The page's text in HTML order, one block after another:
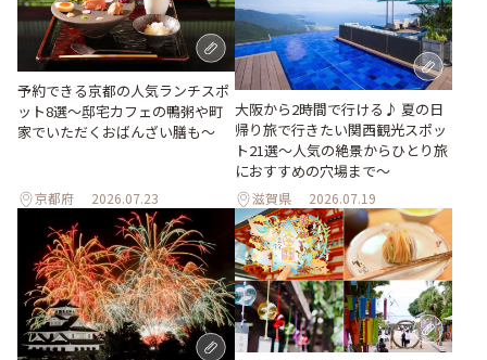
予約できる京都の人気ランチスポ
ット8選～邸宅カフェの鴨粥や町
家でいただくおばんざい膳も～
京都府 2026.07.23
大阪から2時間で行ける♪ 夏の日
帰り旅で行きたい関西観光スポッ
ト21選～人気の絶景からひとり旅
におすすめの穴場まで～
滋賀県 2026.07.19